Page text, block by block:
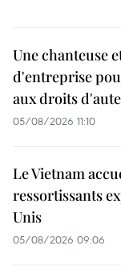
Une chanteuse
d'entreprise
aux droits
05/08/2026 11:10
Le Vietnam
ressortissants
Unis
05/08/2026 09:06